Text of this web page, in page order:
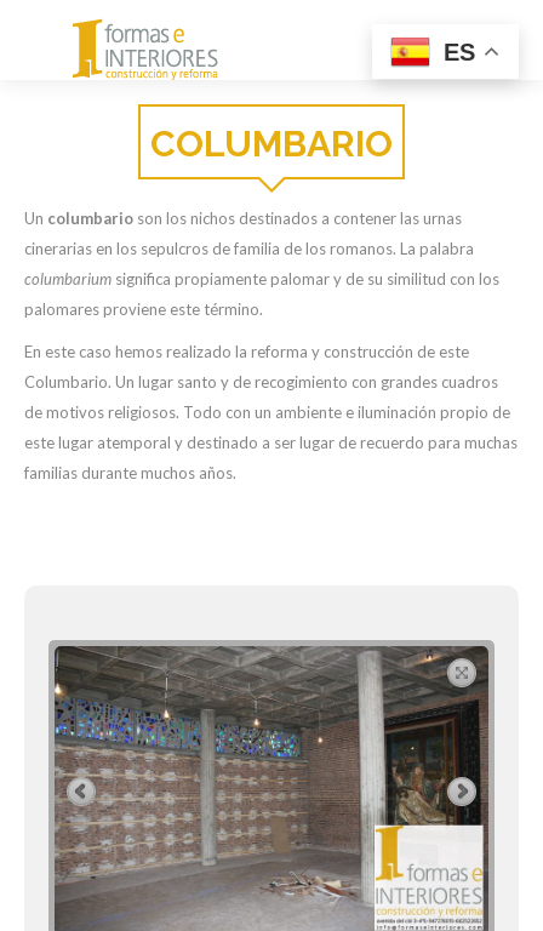
COLUMBARIO
Un columbario son los nichos destinados a contener las urnas
cinerarias en los sepulcros de familia de los romanos. La palabra
columbarium significa propiamente palomar y de su similitud con los
palomares proviene este término.
En este caso hemos realizado la reforma y construcción de este
Columbario. Un lugar santo y de recogimiento con grandes cuadros
de motivos religiosos. Todo con un ambiente e iluminación propio de
este lugar atemporal y destinado a ser lugar de recuerdo para muchas
familias durante muchos años.
ES